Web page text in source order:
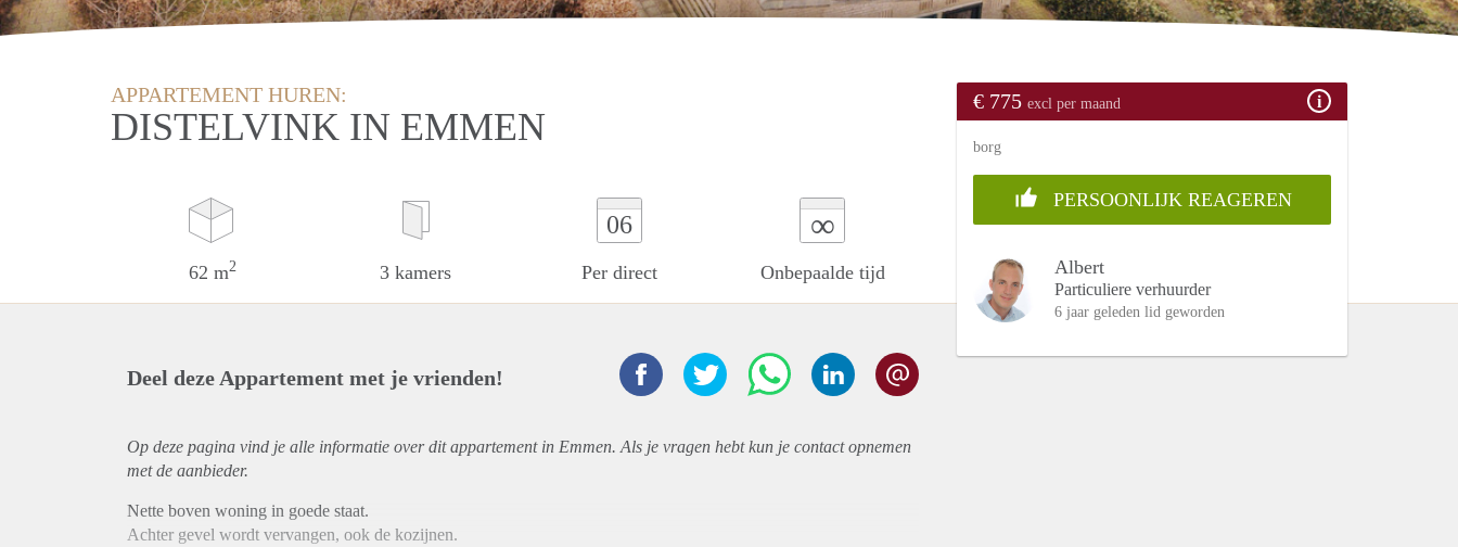
APPARTEMENT HUREN:
DISTELVINK IN EMMEN
62 m2 3 kamers
06
Per direct
∞
Onbepaalde tijd
€ 775 excl per maand
borg
PERSOONLIJK REAGEREN
Albert
Particuliere verhuurder
6 jaar geleden lid geworden
Deel deze Appartement met je vrienden!
Op deze pagina vind je alle informatie over ditappartementin Emmen. Als je vragen hebt kun je contact opnemen
met de aanbieder.
Nette boven woning in goede staat.
Achter gevel wordt vervangen, ook de kozijnen.